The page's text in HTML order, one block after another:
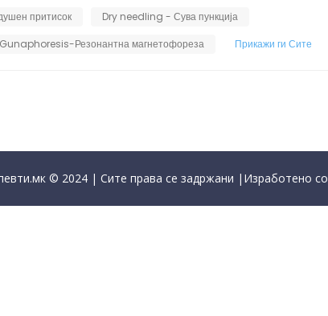
притисок
Dry needling - Сува пункција
Gunaphoresis-Резонантна магнетофореза Прикажи ги Сите
© 2024 | Сите права се задржани |Изработено со